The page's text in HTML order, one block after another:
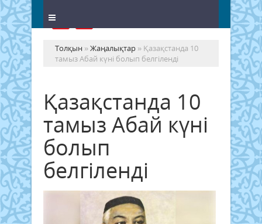
Толқын »Жаңалықтар » Қазақстанда 10
тамыз Абай күні болып белгіленді
Қазақстанда 10
тамыз Абай күні
болып
белгіленді